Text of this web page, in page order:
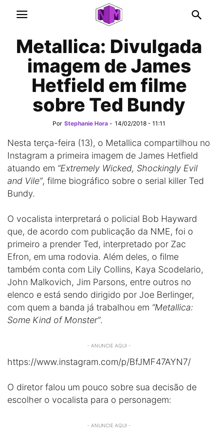
Metallica: Divulgada
imagem de James
Hetfield em filme
sobre Ted Bundy
Por Stephanie Hora - 14/02/2018 - 11:11
Nesta terça-feira (13), o Metallica compartilhou no
Instagram a primeira imagem de James Hetfield
atuando em “Extremely Wicked, Shockingly Evil
and Vile”, filme biográfico sobre o serial killer Ted
Bundy.
O vocalista interpretará o policial Bob Hayward
que, de acordo com publicação da NME, foi o
primeiro a prender Ted, interpretado por Zac
Efron, em uma rodovia. Além deles, o filme
também conta com Lily Collins, Kaya Scodelario,
John Malkovich, Jim Parsons, entre outros no
elenco e está sendo dirigido por Joe Berlinger,
com quem a banda já trabalhou em “Metallica:
Some Kind of Monster”.
- ANUNCIE AQUI -
https://www.instagram.com/p/BfJMF47AYN7/
O diretor falou um pouco sobre sua decisão de
escolher o vocalista para o personagem:
- ANUNCIE AQUI -